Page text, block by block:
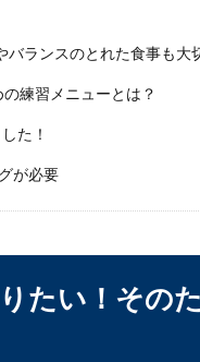
】決定力を上げて上達につ
り返すことで結果につながります
供の練習・継続して練習
がいる親御さんの中には、どうに
ランスのとれた食事も大
練習メニューとは？
た！
が必要
たい！その